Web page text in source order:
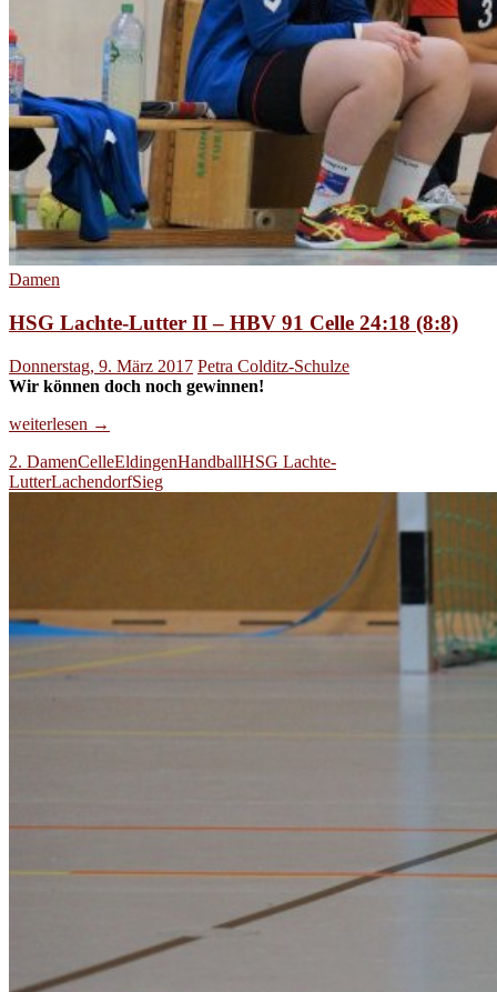
Damen
HSG Lachte-Lutter II – HBV 91 Celle 24:18 (8:8)
Donnerstag, 9. März 2017 Petra Colditz-Schulze
Wir können doch noch gewinnen!
HSG
Lutter
II
weiterlesen →
2. DamenCelleEldingenHandballHSG Lachte-
LutterLachendorfSieg